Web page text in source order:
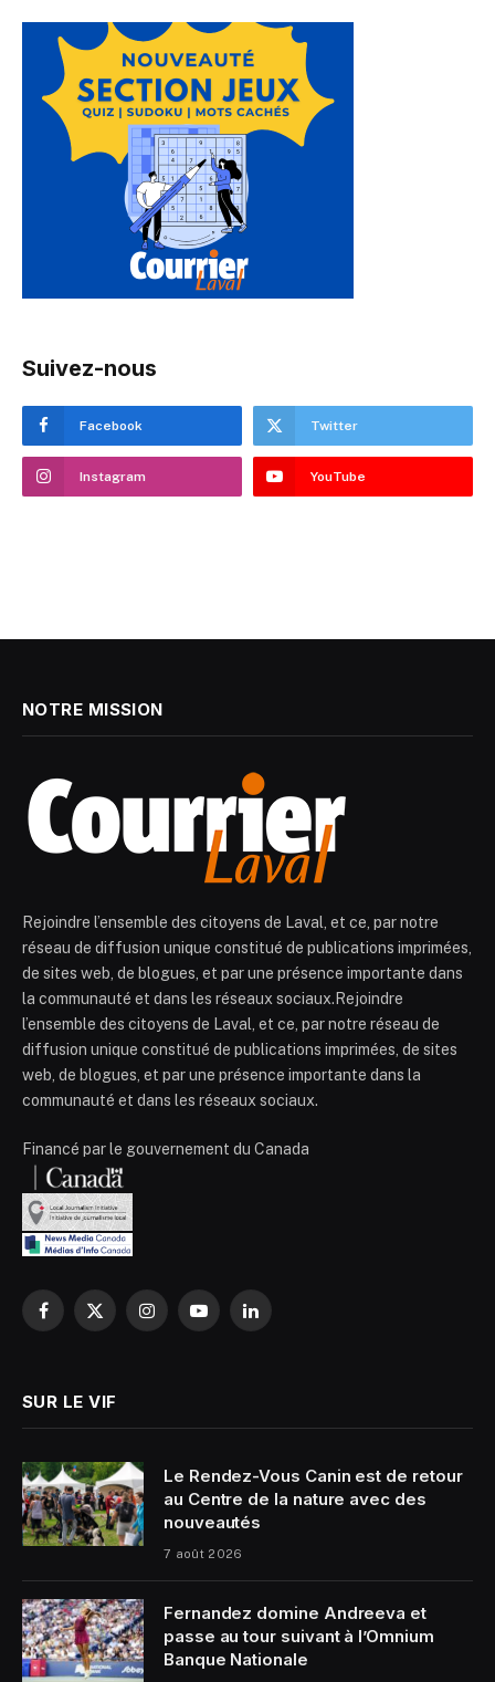
Suivez-nous
Facebook Twitter
Instagram YouTube
NOTRE MISSION
Rejoindre l’ensemble des citoyens de Laval, et ce, par notre
réseau de diffusion unique constitué de publications imprimées,
de sites web, de blogues, et par une présence importante dans
la communauté et dans les réseaux sociaux.Rejoindre
l’ensemble des citoyens de Laval, et ce, par notre réseau de
diffusion unique constitué de publications imprimées, de sites
web, de blogues, et par une présence importante dans la
communauté et dans les réseaux sociaux.
Financé par le gouvernement du Canada
Facebook
X
InstagramYouTubeLinkedIn
SUR LE VIF
Le Rendez-Vous Canin est de retour
au Centre de la nature avec des
nouveautés
7 août 2026
Fernandez domine Andreeva et
passe au tour suivant à l’Omnium
Banque Nationale